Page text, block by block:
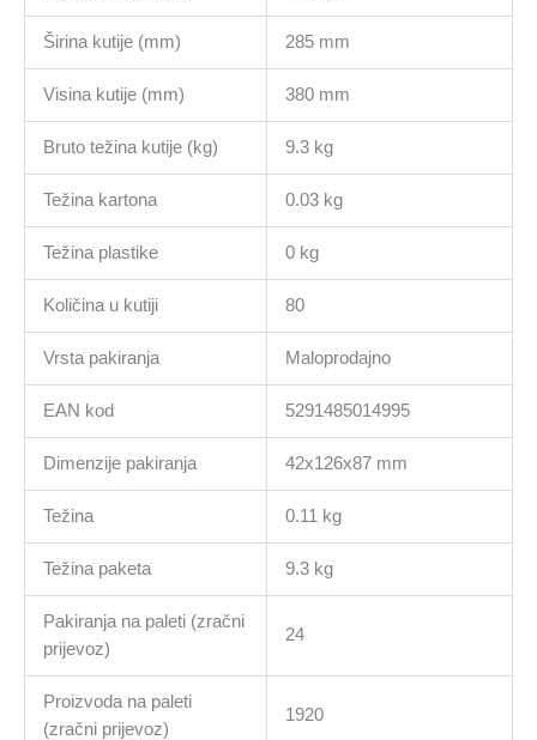
Širina kutije (mm) 285 mm
Visina kutije (mm) 380 mm
Bruto težina kutije (kg) 9.3 kg
Težina kartona 0.03 kg
Težina plastike 0 kg
Količina u kutiji 80
Vrsta pakiranja Maloprodajno
EAN kod 5291485014995
Dimenzije pakiranja 42x126x87 mm
Težina 0.11 kg
Težina paketa 9.3 kg
Pakiranja na paleti (zračni
prijevoz)
24
Proizvoda na paleti
(zračni prijevoz)
1920